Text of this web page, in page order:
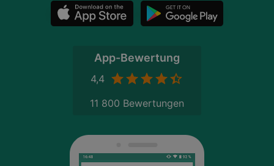
App-Bewertung
4,4
11 800 Bewertungen